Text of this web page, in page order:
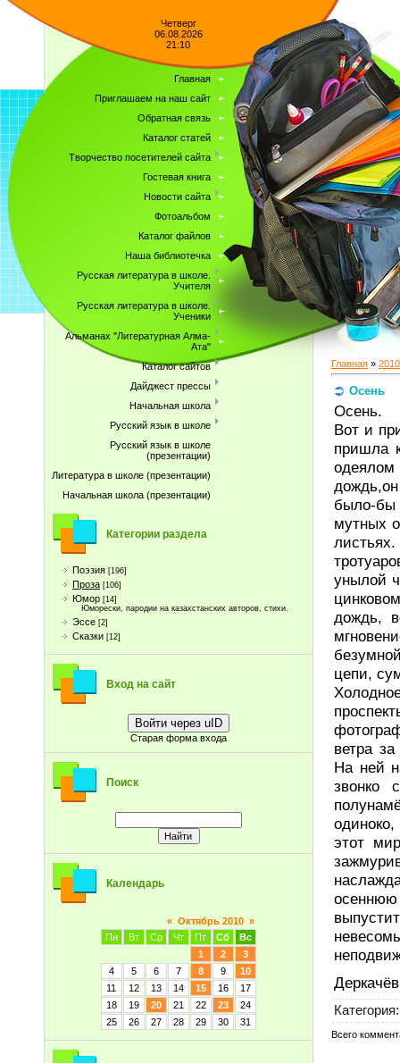
Четверг
06.08.2026
21:10
Главная
Приглашаем на наш сайт
Обратная связь
Каталог статей
Творчество посетителей сайта
Гостевая книга
Новости сайта
Фотоальбом
Каталог файлов
Наша библиотечка
Русская литература в школе.
Учителя
Русская литература в школе.
Ученики
Альманах "Литературная Алма-
Ата"
Каталог сайтов
Дайджест прессы
Начальная школа
Русский язык в школе
Русский язык в школе
(презентации)
Литература в школе (презентации)
Начальная школа (презентации)
Категории раздела
Поэзия [196]
Проза [106]
Юмор [14]
Юморески, пародии на казахстанских авторов, стихи.
Эссе [2]
Сказки [12]
Вход на сайт
Войти через uID
Старая форма входа
Поиск
Календарь
« Октябрь 2010 »
Пн
Вт Ср Чт Пт Сб
Вс
1
2
3
4
5 6 7 8 9
10
11
12 13 14 15 16
17
18
19 20 21 22 23
24
25
26 27 28 29 30 31
Главная » 2010
Осень
Осень.
Вот и
пришла
было-бы
мутных
унылой
дождь,
цепи,
ветра
На ней
звонко
этот
осеннюю
Категория:
Всего